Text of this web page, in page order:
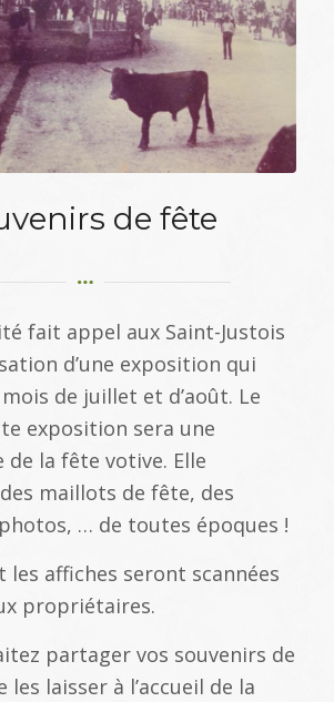
de fête
fait appel aux Saint-Justois
d’une exposition qui
de juillet et d’août. Le
exposition sera une
la fête votive. Elle
maillots de fête, des
… de toutes époques !
les affiches seront scannées
propriétaires.
partager vos souvenirs de
laisser à l’accueil de la